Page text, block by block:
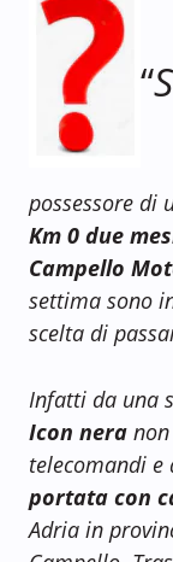
“S
possessore di
Km 0 due
Campello
settima sono
scelta di
Infatti da una
Icon nera
telecomandi e
portata con
Adria in